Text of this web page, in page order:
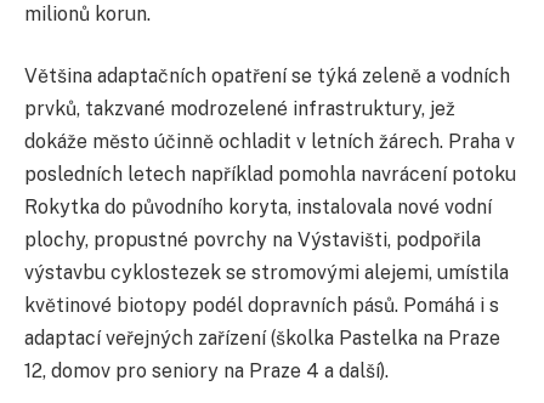
milionů korun.
Většina adaptačních opatření se týká zeleně a vodních
prvků, takzvané modrozelené infrastruktury, jež
dokáže město účinně ochladit v letních žárech. Praha v
posledních letech například pomohla navrácení potoku
Rokytka do původního koryta, instalovala nové vodní
plochy, propustné povrchy na Výstavišti, podpořila
výstavbu cyklostezek se stromovými alejemi, umístila
květinové biotopy podél dopravních pásů. Pomáhá i s
adaptací veřejných zařízení (školka Pastelka na Praze
12, domov pro seniory na Praze 4 a další).